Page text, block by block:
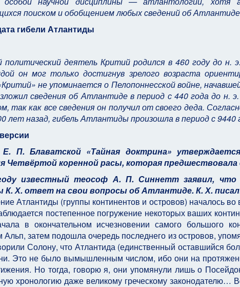
поиском и обобщением любых сведений об
гибели Атлантиды
политический деятель Критий родился в 460 году до н.
он мог только достигнув зрелого возраста
не упоминается о Пелопоннесской войне,
сведения об Атлантиде в период с 440 года до н.
так как все сведения он получил от своего деда.
лет назад, гибель Атлантиды произошла в период с 9440
П. Блаватской «Тайная доктрина»
Четвёртой коренной расы, которая предшествовала
известныйтеософ А. П. Синнетт заявил, что
Х. ответ на свои вопросы об Атлантиде. К. Х.
Атлантиды (группы континентов и островов) началось
постепенное погружение некоторых ваших
в окончательном исчезновении самого большого
затем подошла очередь последнего из островов,
Солону, что Атлантида (единственный оставшийся
Это не было вымышленным числом, ибо они на
Но тогда, говорю я, они упомянули лишь о
хронологию даже великому греческому